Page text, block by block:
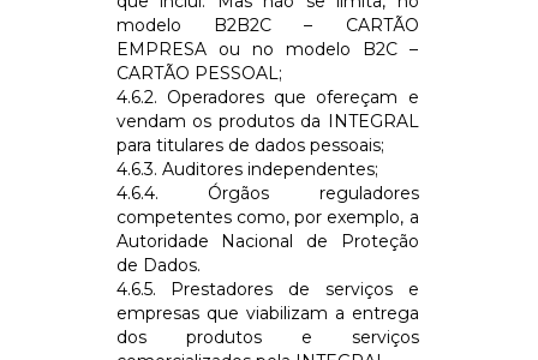
modelo B2B2C – CARTÃO
EMPRESA ou no modelo B2C –
CARTÃO PESSOAL;
4.6.2. Operadores que ofereçam e
vendam os produtos da INTEGRAL
para titulares de dados pessoais;
4.6.3. Auditores independentes;
4.6.4. Órgãos reguladores
competentes como, por exemplo, a
Autoridade Nacional de Proteção
de Dados.
4.6.5. Prestadores de serviços e
empresas que viabilizam a entrega
dos produtos e serviços